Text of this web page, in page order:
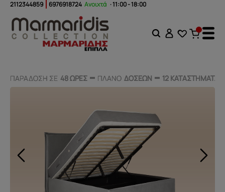
2112344859 6976918724 Ανοιχτά · 11:00 - 18:00
ΠΑΡΑΔΟΣΗ ΣΕ 48 ΩΡΕΣ ΠΛΑΝΟ ΔΟΣΕΩΝ 12 ΚΑΤΑΣΤΗΜΑΤΑ
ΠΑΡΑΔΟΣΗ ΣΕ 48 ΩΡΕΣ ΠΛΑΝΟ ΔΟΣΕΩΝ 12 ΚΑΤΑΣΤΗΜΑΤΑ